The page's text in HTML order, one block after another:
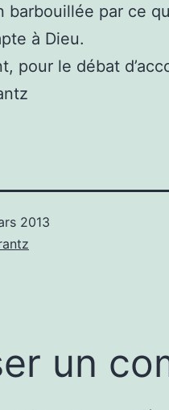
barbouillée par ce
à Dieu.
pour le débat
2013
un